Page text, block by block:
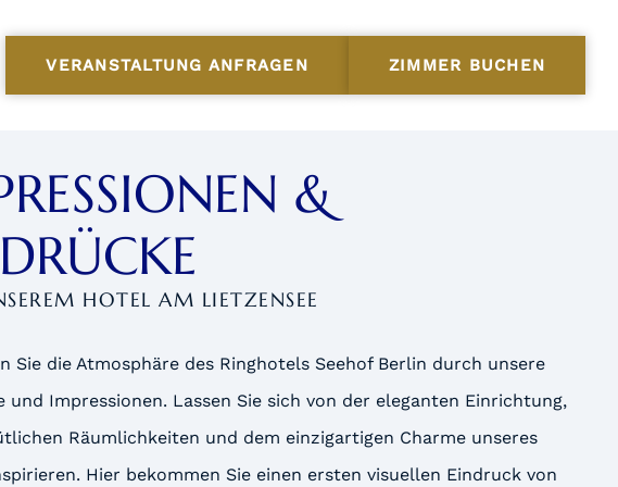
VERANSTALTUNG ANFRAGEN ZIMMER BUCHEN
&
HOTEL AM LIETZENSEE
Sie die Atmosphäre des Ringhotels Seehof Berlin durch unsere
und Impressionen. Lassen Sie sich von der eleganten Einrichtung,
Räumlichkeiten und dem einzigartigen Charme unseres
Hier bekommen Sie einen ersten visuellen Eindruck von